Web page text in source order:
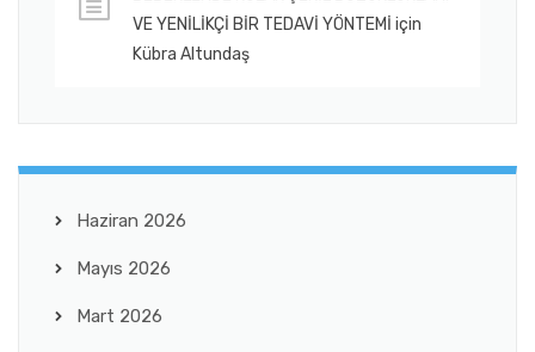
VE YENİLİKÇİ BİR TEDAVİ YÖNTEMİ için
Kübra Altundaş
Haziran 2026
Mayıs 2026
Mart 2026